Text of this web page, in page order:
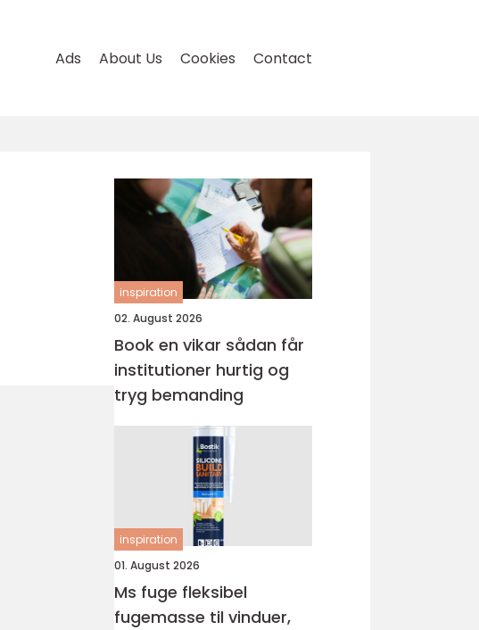
Ads About Us Cookies Contact
inspiration
02. August 2026
Book en vikar sådan får
institutioner hurtig og
tryg bemanding
inspiration
01. August 2026
Ms fuge fleksibel
fugemasse til vinduer,